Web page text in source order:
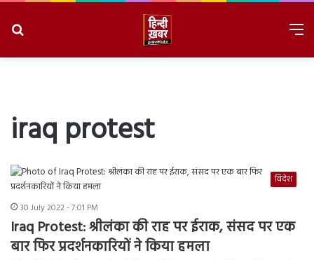
iraq protest
विदेश
30 July 2022 - 7:01 PM
Iraq Protest: श्रीलंका की राह पर ईराक, संसद पर एक
बार फिर प्रदर्शनकारियों ने किया हमला